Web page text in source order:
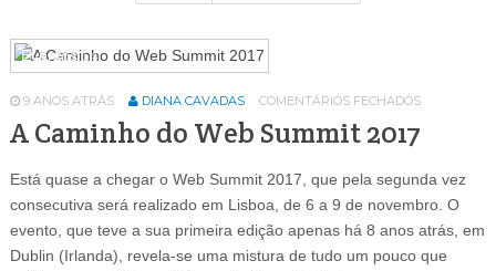
Eventos64
9 ANOS ATRÁS DIANA CAVADAS COMENTÁRIOS FECHADOS
A Caminho do Web Summit 2017
Está quase a chegar o Web Summit 2017, que pela segunda vez
consecutiva será realizado em Lisboa, de 6 a 9 de novembro. O
evento, que teve a sua primeira edição apenas há 8 anos atrás, em
Dublin (Irlanda), revela-se uma mistura de tudo um pouco que